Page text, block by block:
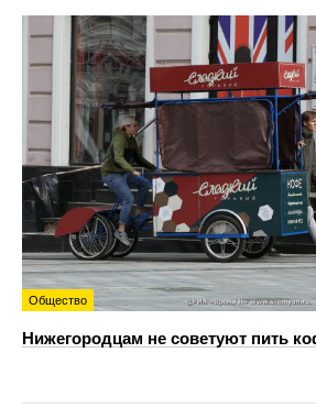
Общество
Нижегородцам не советуют пить